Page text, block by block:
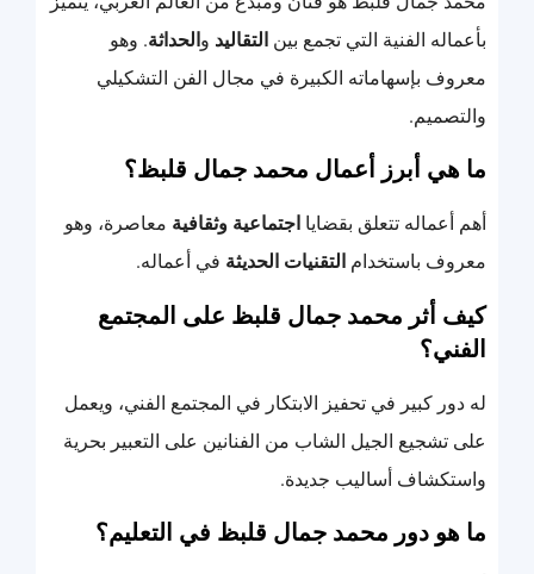
بأعماله الفنية التي تجمع بين التقاليد والحداثة. وهو
معروف بإسهاماته الكبيرة في مجال الفن التشكيلي
والتصميم.
ما هي أبرز أعمال محمد جمال قلبظ؟
أهم أعماله تتعلق بقضايا اجتماعية وثقافية معاصرة، وهو
معروف باستخدام التقنيات الحديثة في أعماله.
كيف أثر محمد جمال قلبظ على المجتمع
الفني؟
له دور كبير في تحفيز الابتكار في المجتمع الفني، ويعمل
على تشجيع الجيل الشاب من الفنانين على التعبير بحرية
واستكشاف أساليب جديدة.
ما هو دور محمد جمال قلبظ في التعليم؟